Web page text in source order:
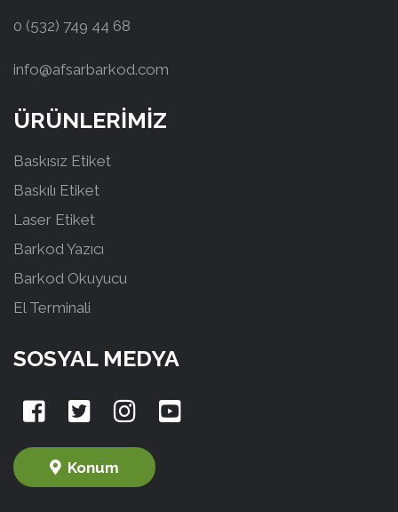
0 (532) 749 44 68
info@afsarbarkod.com
ÜRÜNLERİMİZ
Baskısız Etiket
Baskılı Etiket
Laser Etiket
Barkod Yazıcı
Barkod Okuyucu
El Terminali
SOSYAL MEDYA
Konum